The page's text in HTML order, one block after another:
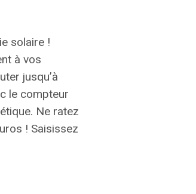
solaire !
à vos
jusqu’à
le compteur
Ne ratez
! Saisissez